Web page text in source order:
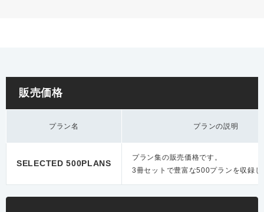
販売価格
プラン名 プランの説明
SELECTED 500PLANS
プラン集の販売価格です。
3冊セットで豊富な500プランを収録